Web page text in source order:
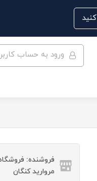
ورود به حساب
فروشنده:
مروارید کنگان